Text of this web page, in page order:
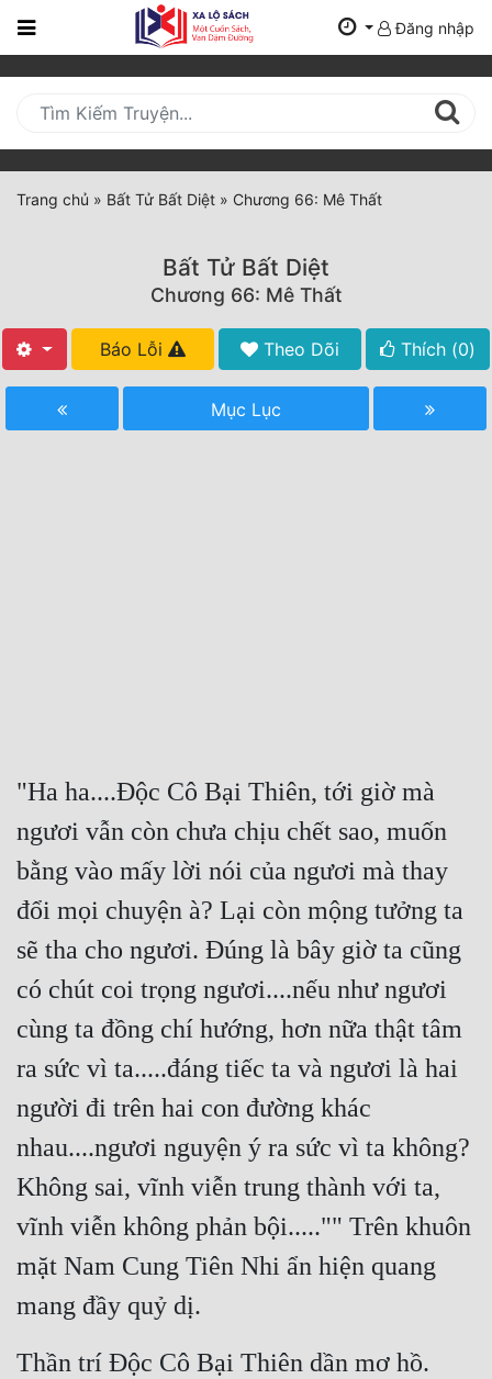
Trang
Mới
Cập
Nhật
(current)
Tất Cả
Xa Lộ Dịch
Cung Đấu
Cạnh Kỹ
Cổ Tiên Hiệp
Cổ Đại
Du Hí
Dị Năng
Gia Đấu
Góc Nhìn Nam
Góc Nhìn Nữ
Huyền Huyễn
Đăng nhập
Trang chủ » Bất Tử Bất Diệt » Chương 66: Mê Thất
Bất Tử Bất Diệt
Chương 66: Mê Thất
Báo Lỗi Theo Dõi Thích (0)
Mục Lục
"Ha ha....Độc Cô Bại Thiên, tới giờ mà
ngươi vẫn còn chưa chịu chết sao, muốn
bằng vào mấy lời nói của ngươi mà thay
đổi mọi chuyện à? Lại còn mộng tưởng ta
sẽ tha cho ngươi. Đúng là bây giờ ta cũng
có chút coi trọng ngươi....nếu như ngươi
cùng ta đồng chí hướng, hơn nữa thật tâm
ra sức vì ta.....đáng tiếc ta và ngươi là hai
người đi trên hai con đường khác
nhau....ngươi nguyện ý ra sức vì ta không?
Không sai, vĩnh viễn trung thành với ta,
vĩnh viễn không phản bội....."" Trên khuôn
mặt Nam Cung Tiên Nhi ẩn hiện quang
mang đầy quỷ dị.
Thần trí Độc Cô Bại Thiên dần mơ hồ.